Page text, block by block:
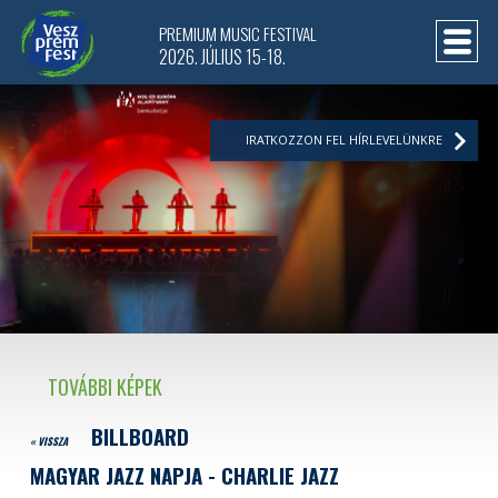
TOVÁBBI KÉPEK
« VISSZA
BILLBOARD
MAGYAR JAZZ NAPJA - CHARLIE JAZZ
PREMIUM MUSIC FESTIVAL
2026. JÚLIUS 15-18.
IRATKOZZON FEL HÍRLEVELÜNKRE